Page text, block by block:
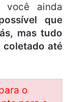
você ainda
que
mas tudo
coletado até
o